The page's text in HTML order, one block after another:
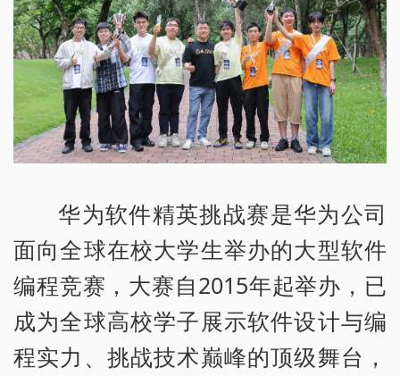
华为软件精英挑战赛是华为公司
面向全球在校大学生举办的大型软件
编程竞赛，大赛自2015年起举办，已
成为全球高校学子展示软件设计与编
程实力、挑战技术巅峰的顶级舞台，